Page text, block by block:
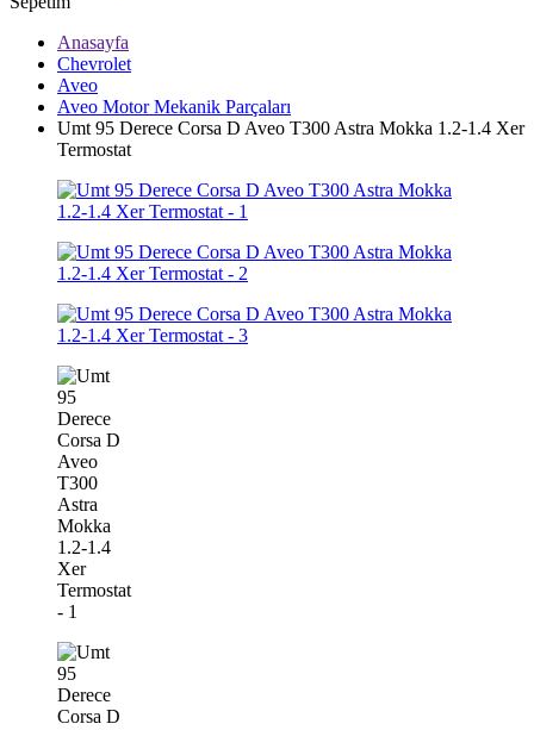
Anasayfa
Chevrolet
Aveo
Aveo Motor Mekanik Parçaları
Umt 95 Derece Corsa D Aveo T300 Astra Mokka 1.2-1.4 Xer
Termostat